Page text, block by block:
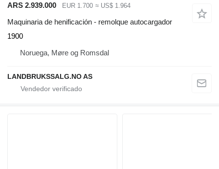
ARS 2.939.000
EUR 1.700 ≈ US$ 1.964
Maquinaria de henificación - remolque autocargador
1900
Noruega, Møre og Romsdal
LANDBRUKSSALG.NO AS